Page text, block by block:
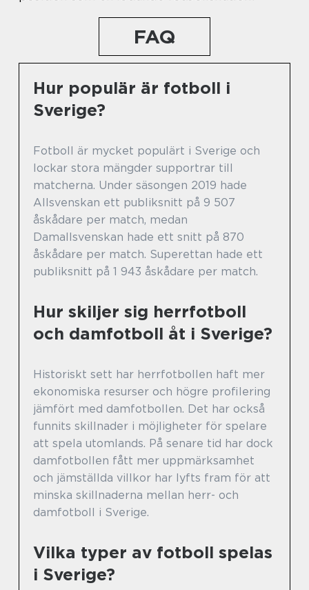
FAQ
Hur populär är fotboll i
Sverige?
Fotboll är mycket populärt i Sverige och
lockar stora mängder supportrar till
matcherna. Under säsongen 2019 hade
Allsvenskan ett publiksnitt på 9 507
åskådare per match, medan
Damallsvenskan hade ett snitt på 870
åskådare per match. Superettan hade ett
publiksnitt på 1 943 åskådare per match.
Hur skiljer sig herrfotboll
och damfotboll åt i Sverige?
Historiskt sett har herrfotbollen haft mer
ekonomiska resurser och högre profilering
jämfört med damfotbollen. Det har också
funnits skillnader i möjligheter för spelare
att spela utomlands. På senare tid har dock
damfotbollen fått mer uppmärksamhet
och jämställda villkor har lyfts fram för att
minska skillnaderna mellan herr- och
damfotboll i Sverige.
Vilka typer av fotboll spelas
i Sverige?